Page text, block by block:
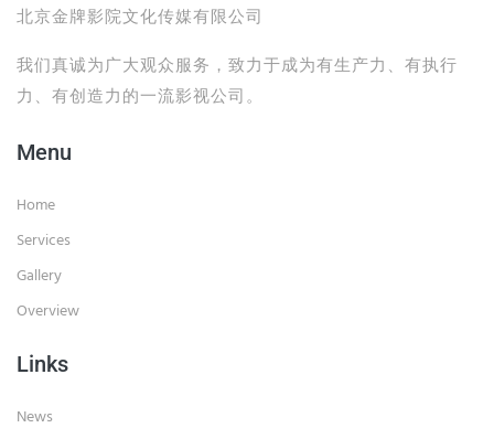
北京金牌影院文化传媒有限公司
我们真诚为广大观众服务，致力于成为有生产力、有执行
力、有创造力的一流影视公司。
Menu
Home
Services
Gallery
Overview
Links
News